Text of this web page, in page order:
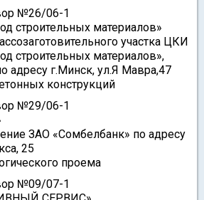
№26/06-1
строительных материалов»
участка ЦКИ
строительных материалов»,
адресу г.Минск, ул.Я Мавра,47
конструкций
№29/06-1
ЗАО «Сомбелбанк» по адресу
25
проема
№09/07-1